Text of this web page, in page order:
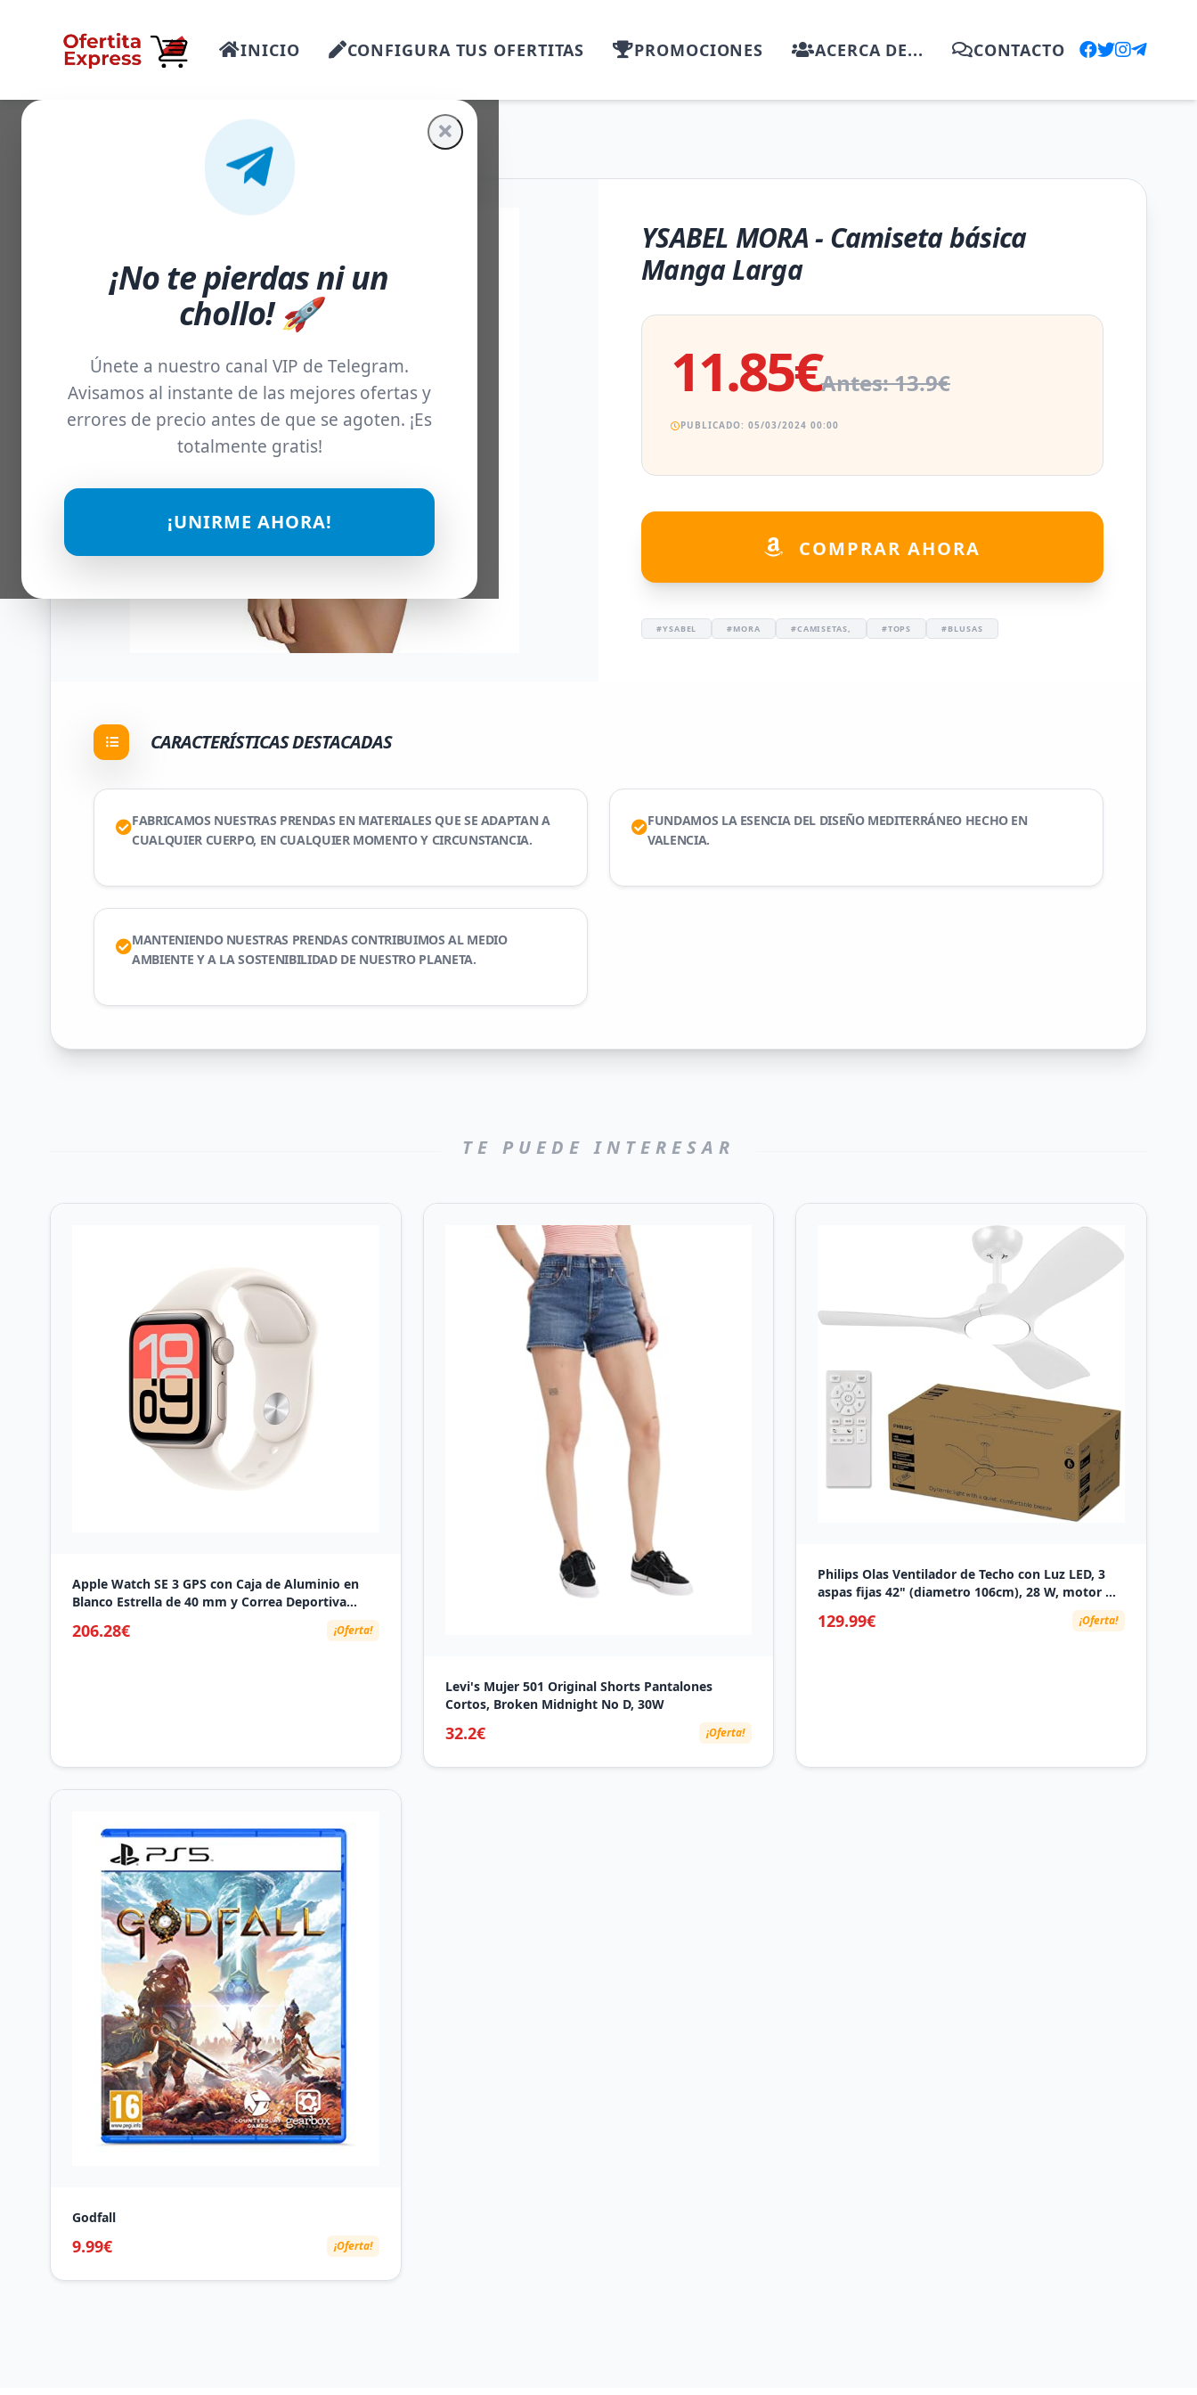
INICIO CONFIGURA TUS OFERTITAS PROMOCIONES ACERCA DE... CONTACTO
¡No te pierdas ni un
chollo! 🚀
Únete a nuestro canal VIP de Telegram.
Avisamos al instante de las mejores ofertas y
errores de precio antes de que se agoten. ¡Es
totalmente gratis!
¡UNIRME AHORA!
YSABEL MORA - Camiseta básica
Manga Larga
11.85€Antes: 13.9€
PUBLICADO: 05/03/2024 00:00
COMPRAR AHORA
#YSABEL #MORA #CAMISETAS, #TOPS #BLUSAS
CARACTERÍSTICAS DESTACADAS
FABRICAMOS NUESTRAS PRENDAS EN MATERIALES QUE SE ADAPTAN A
CUALQUIER CUERPO, EN CUALQUIER MOMENTO Y CIRCUNSTANCIA.
FUNDAMOS LA ESENCIA DEL DISEÑO MEDITERRÁNEO HECHO EN
VALENCIA.
MANTENIENDO NUESTRAS PRENDAS CONTRIBUIMOS AL MEDIO
AMBIENTE Y A LA SOSTENIBILIDAD DE NUESTRO PLANETA.
TE PUEDE INTERESAR
Apple Watch SE 3 GPS con Caja de Aluminio en
Blanco Estrella de 40 mm y Correa Deportiva
Blanco Estrella-Talla S/M.Monitores de entreno y
sueño,Monitor de frecuencia Cardiaca, Pantalla
206.28€ ¡Oferta!
Levi's Mujer 501 Original Shorts Pantalones
Cortos, Broken Midnight No D, 30W
32.2€ ¡Oferta!
Philips Olas Ventilador de Techo con Luz LED, 3
aspas fijas 42" (diametro 106cm), 28 W, motor DC
silencioso, 3 temperaturas de luz, mando a
distancia incluido, certificación EU IEC 60598
129.99€ ¡Oferta!
Godfall
9.99€ ¡Oferta!